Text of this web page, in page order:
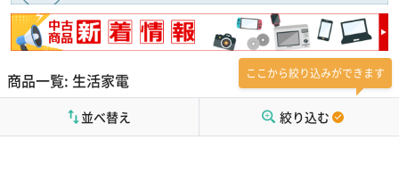
商品一覧: 生活家電 ここから絞り込みができます
絞り込む
並べ替え